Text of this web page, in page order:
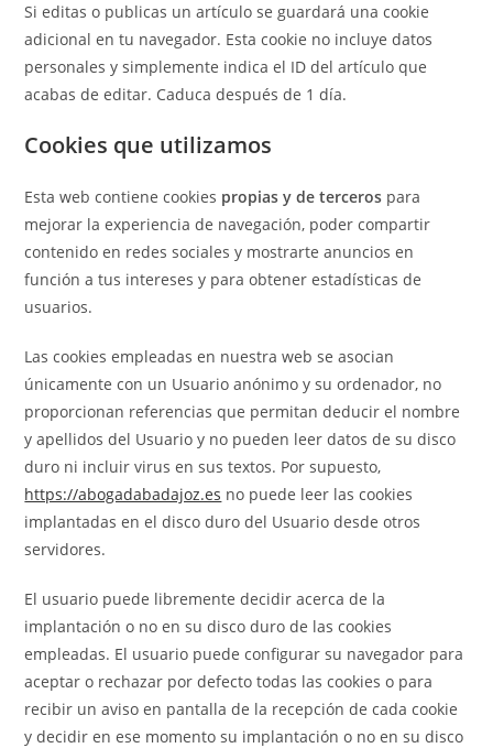
Si editas o publicas un artículo se guardará una cookie
adicional en tu navegador. Esta cookie no incluye datos
personales y simplemente indica el ID del artículo que
acabas de editar. Caduca después de 1 día.
Cookies que utilizamos
Esta web contiene cookies propias y de terceros para
mejorar la experiencia de navegación, poder compartir
contenido en redes sociales y mostrarte anuncios en
función a tus intereses y para obtener estadísticas de
usuarios.
Las cookies empleadas en nuestra web se asocian
únicamente con un Usuario anónimo y su ordenador, no
proporcionan referencias que permitan deducir el nombre
y apellidos del Usuario y no pueden leer datos de su disco
duro ni incluir virus en sus textos. Por supuesto,
https://abogadabadajoz.es no puede leer las cookies
implantadas en el disco duro del Usuario desde otros
servidores.
El usuario puede libremente decidir acerca de la
implantación o no en su disco duro de las cookies
empleadas. El usuario puede configurar su navegador para
aceptar o rechazar por defecto todas las cookies o para
recibir un aviso en pantalla de la recepción de cada cookie
y decidir en ese momento su implantación o no en su disco